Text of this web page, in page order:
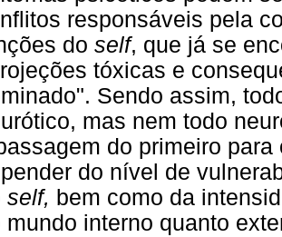
responsáveis pela
do self, que já se
tóxicas e
Sendo assim,
mas nem todo
do primeiro
do nível de
self, bem como da
mundo interno quanto